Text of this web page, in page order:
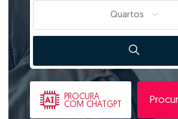
Quartos
PROCURA
COM CHATGPT